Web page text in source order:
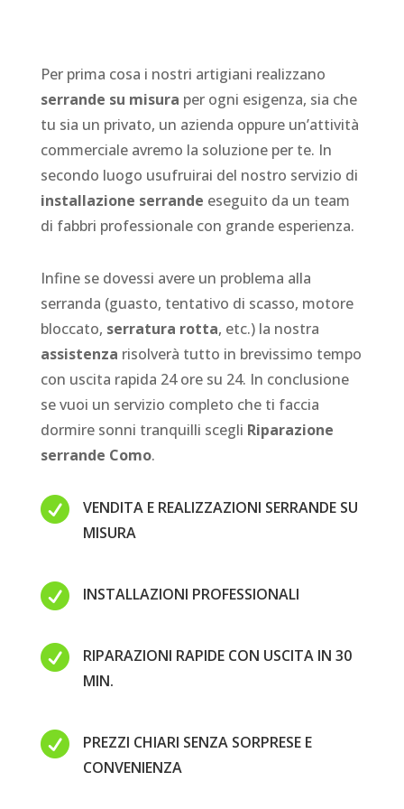
Per prima cosa i nostri artigiani realizzano
serrande su misura per ogni esigenza, sia che
tu sia un privato, un azienda oppure un’attività
commerciale avremo la soluzione per te. In
secondo luogo usufruirai del nostro servizio di
installazione serrande eseguito da un team
di fabbri professionale con grande esperienza.
Infine se dovessi avere un problema alla
serranda (guasto, tentativo di scasso, motore
bloccato, serratura rotta, etc.) la nostra
assistenza risolverà tutto in brevissimo tempo
con uscita rapida 24 ore su 24. In conclusione
se vuoi un servizio completo che ti faccia
dormire sonni tranquilli scegli Riparazione
serrande Como.

VENDITA E REALIZZAZIONI SERRANDE SU
MISURA
 INSTALLAZIONI PROFESSIONALI

RIPARAZIONI RAPIDE CON USCITA IN 30
MIN.

PREZZI CHIARI SENZA SORPRESE E
CONVENIENZA